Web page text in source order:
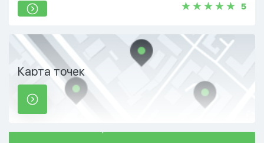
5
Карта точек